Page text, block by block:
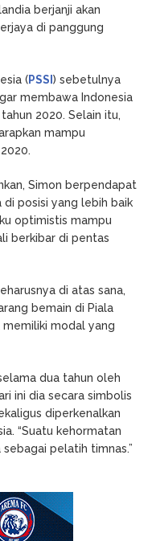
berjanji akan
di panggung
(PSSI ) sebetulnya
membawa Indonesia
2020. Selain itu,
mampu
Simon berpendapat
di posisi yang lebih baik
optimistis mampu
berkibar di pentas
di atas sana,
bemain di Piala
memiliki modal yang
dua tahun oleh
ini dia secara simbolis
diperkenalkan
“Suatu kehormatan
pelatih timnas.”